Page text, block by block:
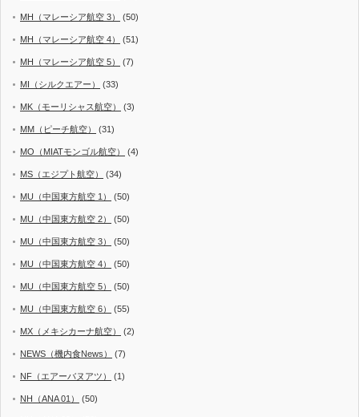
MH（マレーシア航空 3） (50)
MH（マレーシア航空 4） (51)
MH（マレーシア航空 5） (7)
MI（シルクエアー） (33)
MK（モーリシャス航空） (3)
MM（ピーチ航空） (31)
MO（MIATモンゴル航空） (4)
MS（エジプト航空） (34)
MU（中国東方航空 1） (50)
MU（中国東方航空 2） (50)
MU（中国東方航空 3） (50)
MU（中国東方航空 4） (50)
MU（中国東方航空 5） (50)
MU（中国東方航空 6） (55)
MX（メキシカーナ航空） (2)
NEWS（機内食News） (7)
NF（エアーバヌアツ） (1)
NH（ANA 01） (50)